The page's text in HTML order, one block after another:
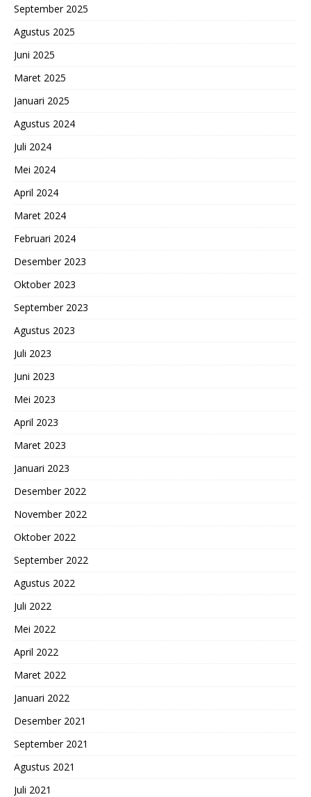
September 2025
Agustus 2025
Juni 2025
Maret 2025
Januari 2025
Agustus 2024
Juli 2024
Mei 2024
April 2024
Maret 2024
Februari 2024
Desember 2023
Oktober 2023
September 2023
Agustus 2023
Juli 2023
Juni 2023
Mei 2023
April 2023
Maret 2023
Januari 2023
Desember 2022
November 2022
Oktober 2022
September 2022
Agustus 2022
Juli 2022
Mei 2022
April 2022
Maret 2022
Januari 2022
Desember 2021
September 2021
Agustus 2021
Juli 2021